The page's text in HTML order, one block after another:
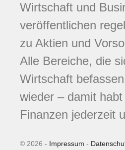
Wirtschaft und
veröffentlichen
zu Aktien und
Alle Bereiche, die
Wirtschaft
wieder – damit
Finanzen jederzeit
© 2026 - Impressum -